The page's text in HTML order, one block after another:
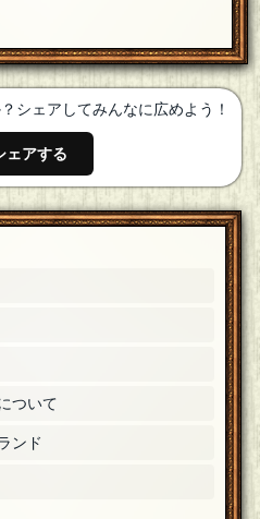
年06月09日 18:55]
です(ﾟдﾟ)ゞoh～![18年06月09日
す⊂( っ*O▽O)っ ところでまとメモ
東南が二人いるのですけど。→修
06月09日 18:54]
的に会話劇のゲームだと思って
シェアしてみんなに広めよう！
ェアする
ついて
ンド